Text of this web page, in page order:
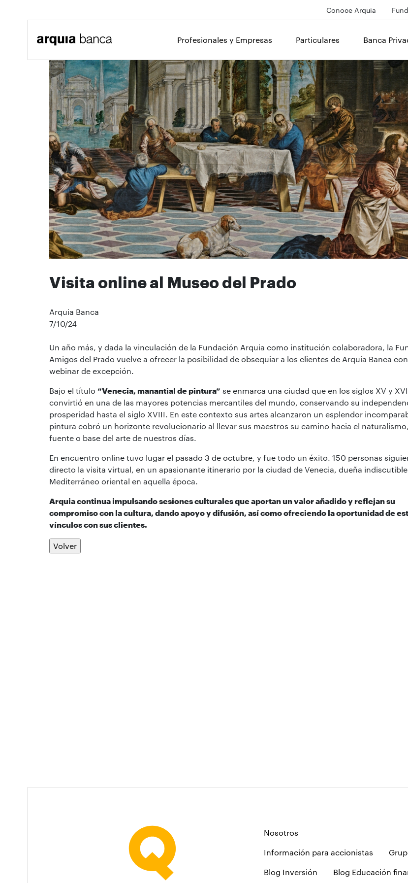
Conoce Arquia
Profesionales y Empresas Particulares Banca
Visita online al Museo del Prado
Arquia Banca
7/10/24
Un año más, y dada la vinculación de la Fundación Arquia como institución colaboradora, la
Amigos del Prado vuelve a ofrecer la posibilidad de obsequiar a los clientes de Arquia Banca
webinar de excepción.
Bajo el título “Venecia, manantial de pintura” se enmarca una ciudad que en los siglos XV y
convirtió en una de las mayores potencias mercantiles del mundo, conservando su
prosperidad hasta el siglo XVIII. En este contexto sus artes alcanzaron un esplendor
pintura cobró un horizonte revolucionario al llevar sus maestros su camino hacia el
fuente o base del arte de nuestros días.
En encuentro online tuvo lugar el pasado 3 de octubre, y fue todo un éxito. 150 personas
directo la visita virtual, en un apasionante itinerario por la ciudad de Venecia, dueña
Mediterráneo oriental en aquella época.
Arquia continua impulsando sesiones culturales que aportan un valor añadido y reflejan su
compromiso con la cultura, dando apoyo y difusión, así como ofreciendo la oportunidad de
vínculos con sus clientes.
Volver
Nosotros
Información para accionistas
Blog Inversión Blog Educación